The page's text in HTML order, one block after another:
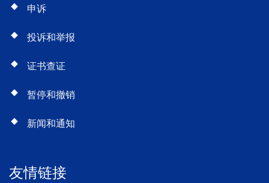
申诉
投诉和举报
证书查证
暂停和撤销
新闻和通知
友情链接